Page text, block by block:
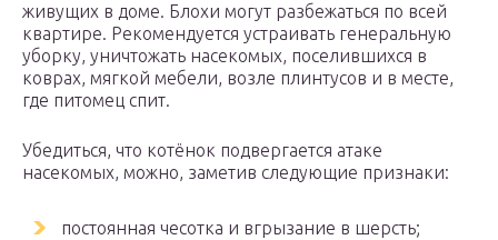
живущих в доме. Блохи могут разбежаться по всей
квартире. Рекомендуется устраивать генеральную
уборку, уничтожать насекомых, поселившихся в
коврах, мягкой мебели, возле плинтусов и в месте,
где питомец спит.
Убедиться, что котёнок подвергается атаке
насекомых, можно, заметив следующие признаки:
постоянная чесотка и вгрызание в шерсть;